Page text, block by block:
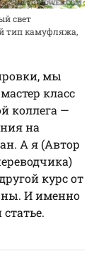
свет
тип камуфляжа,
мы
класс
коллега —
на
А я (Автор
курс от
И именно